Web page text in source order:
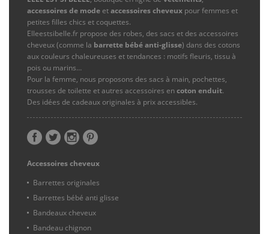
accessoires de mode etaccessoires cheveux pour femmes et
petites filles chics et coquettes.
Elleestsibelle.fr propose des robes, des sacs et des accessoires
cheveux (comme la barrette bébé anti-glisse) dans des cotons
aux couleurs chaleureuses et tendances : motifs fleuris, tissu à
pois ou marins…
Pour la femme, nous proposons des sacs à main, pochettes,
trousses de toilette et autres accessoires encoton enduit.
Des idées de cadeaux originales à prix accessibles.
Accessoires cheveux
Barrettes originales
Barrettes bébé anti glisse
Bandeaux cheveux
Bandeau chignon